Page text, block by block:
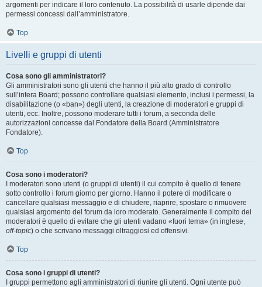
argomenti per indicare il loro contenuto. La possibilità di usarle dipende dai
permessi concessi dall’amministratore.
Top
Livelli e gruppi di utenti
Cosa sono gli amministratori?
Gli amministratori sono gli utenti che hanno il più alto grado di controllo
sull’intera Board; possono controllare qualsiasi elemento, inclusi i permessi, la
disabilitazione (o «ban») degli utenti, la creazione di moderatori e gruppi di
utenti, ecc. Inoltre, possono moderare tutti i forum, a seconda delle
autorizzazioni concesse dal Fondatore della Board (Amministratore
Fondatore).
Top
Cosa sono i moderatori?
I moderatori sono utenti (o gruppi di utenti) il cui compito è quello di tenere
sotto controllo i forum giorno per giorno. Hanno il potere di modificare o
cancellare qualsiasi messaggio e di chiudere, riaprire, spostare o rimuovere
qualsiasi argomento del forum da loro moderato. Generalmente il compito dei
moderatori è quello di evitare che gli utenti vadano «fuori tema» (in inglese,
off-topic) o che scrivano messaggi oltraggiosi ed offensivi.
Top
Cosa sono i gruppi di utenti?
I gruppi permettono agli amministratori di riunire gli utenti. Ogni utente può